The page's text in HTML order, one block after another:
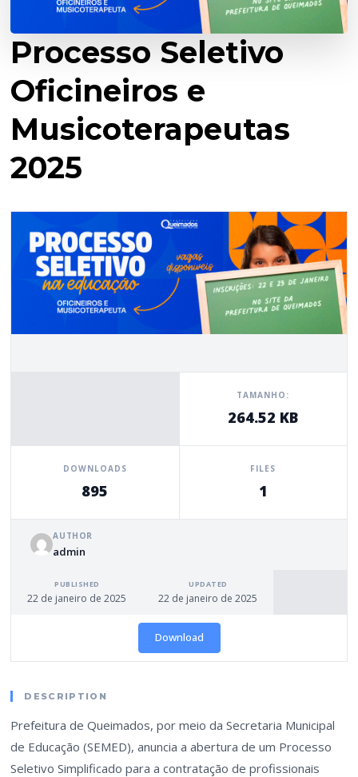
Processo Seletivo
Oficineiros e
Musicoterapeutas
2025
TAMANHO:
264.52 KB
DOWNLOADS
895
FILES
1
AUTHOR
admin
PUBLISHED
22 de janeiro de 2025
UPDATED
22 de janeiro de 2025
Download
DESCRIPTION
Prefeitura de Queimados, por meio da Secretaria Municipal
de Educação (SEMED), anuncia a abertura de um Processo
Seletivo Simplificado para a contratação de profissionais